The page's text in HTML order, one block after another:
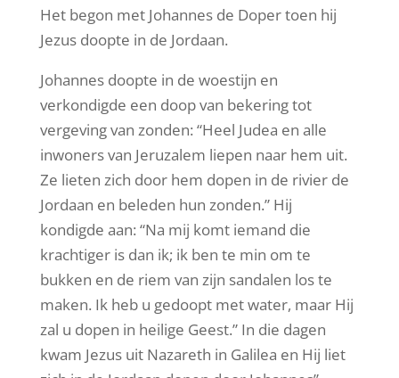
Het begon met Johannes de Doper toen hij
Jezus doopte in de Jordaan.
Johannes doopte in de woestijn en
verkondigde een doop van bekering tot
vergeving van zonden: “Heel Judea en alle
inwoners van Jeruzalem liepen naar hem uit.
Ze lieten zich door hem dopen in de rivier de
Jordaan en beleden hun zonden.” Hij
kondigde aan: “Na mij komt iemand die
krachtiger is dan ik; ik ben te min om te
bukken en de riem van zijn sandalen los te
maken. Ik heb u gedoopt met water, maar Hij
zal u dopen in heilige Geest.” In die dagen
kwam Jezus uit Nazareth in Galilea en Hij liet